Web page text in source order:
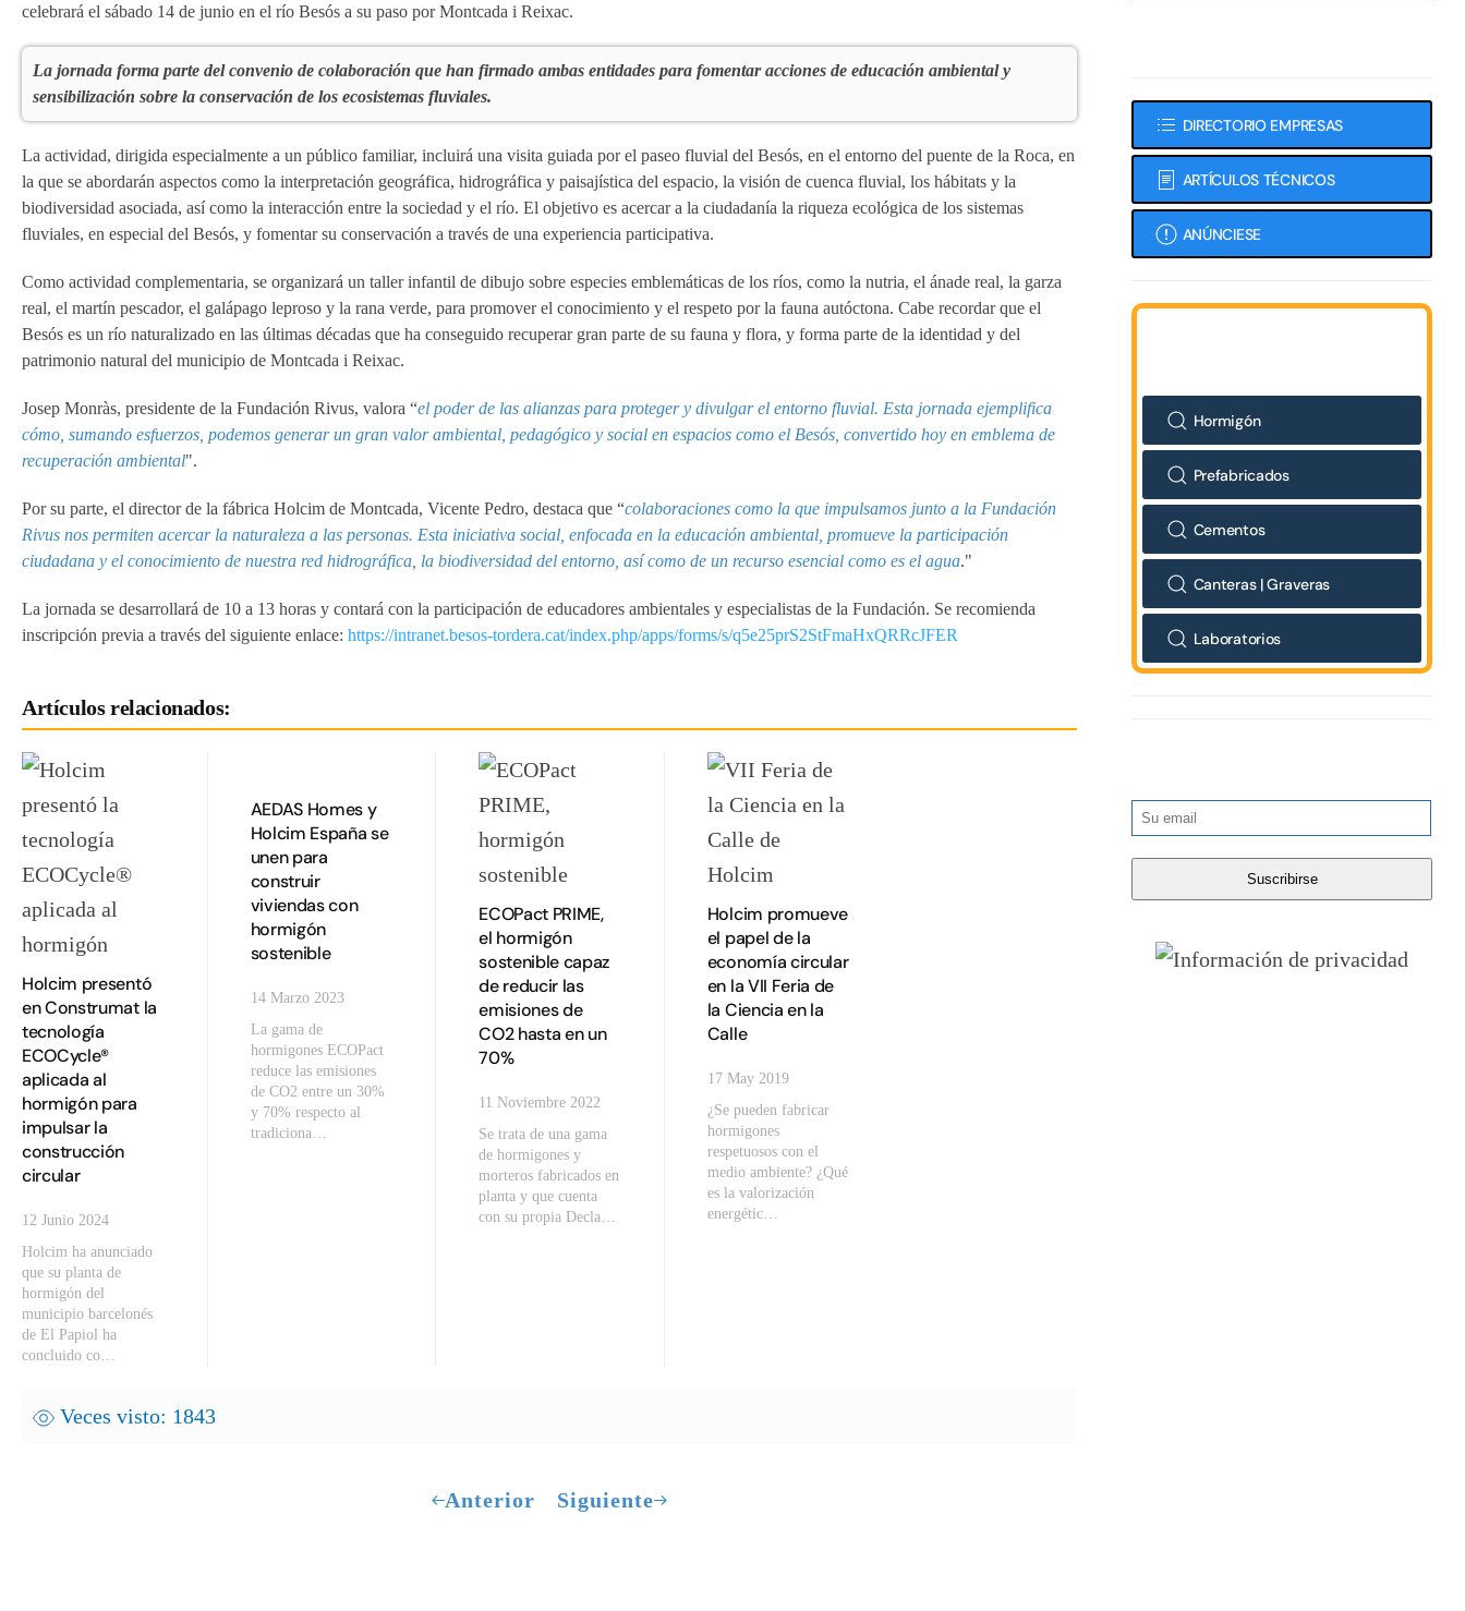
celebrará el sábado 14 de junio en el río Besós a su paso por Montcada i Reixac.
La jornada forma parte del convenio de colaboración que han firmado ambas entidades para fomentar acciones de educación ambiental y
sensibilización sobre la conservación de los ecosistemas fluviales.
La actividad, dirigida especialmente a un público familiar, incluirá una visita guiada por el paseo fluvial del Besós, en el entorno del puente de la Roca, en
la que se abordarán aspectos como la interpretación geográfica, hidrográfica y paisajística del espacio, la visión de cuenca fluvial, los hábitats y la
biodiversidad asociada, así como la interacción entre la sociedad y el río. El objetivo es acercar a la ciudadanía la riqueza ecológica de los sistemas
fluviales, en especial del Besós, y fomentar su conservación a través de una experiencia participativa.
Como actividad complementaria, se organizará un taller infantil de dibujo sobre especies emblemáticas de los ríos, como la nutria, el ánade real, la garza
real, el martín pescador, el galápago leproso y la rana verde, para promover el conocimiento y el respeto por la fauna autóctona. Cabe recordar que el
Besós es un río naturalizado en las últimas décadas que ha conseguido recuperar gran parte de su fauna y flora, y forma parte de la identidad y del
patrimonio natural del municipio de Montcada i Reixac.
Josep Monràs, presidente de la Fundación Rivus, valora “el poder de las alianzas para proteger y divulgar el entorno fluvial. Esta jornada ejemplifica
cómo, sumando esfuerzos, podemos generar un gran valor ambiental, pedagógico y social en espacios como el Besós, convertido hoy en emblema de
recuperación ambiental".
Por su parte, el director de la fábrica Holcim de Montcada, Vicente Pedro, destaca que “colaboraciones como la que impulsamos junto a la Fundación
Rivus nos permiten acercar la naturaleza a las personas. Esta iniciativa social, enfocada en la educación ambiental, promueve la participación
ciudadana y el conocimiento de nuestra red hidrográfica, la biodiversidad del entorno, así como de un recurso esencial como es el agua."
La jornada se desarrollará de 10 a 13 horas y contará con la participación de educadores ambientales y especialistas de la Fundación. Se recomienda
inscripción previa a través del siguiente enlace: https://intranet.besos-tordera.cat/index.php/apps/forms/s/q5e25prS2StFmaHxQRRcJFER
Artículos relacionados:
Holcim presentó
en Construmat la
tecnología
ECOCycle®
aplicada al
hormigón para
impulsar la
construcción
circular
12 Junio 2024
Holcim ha anunciado
que su planta de
hormigón del
municipio barcelonés
de El Papiol ha
concluido co…
AEDAS Homes y
Holcim España se
unen para
construir
viviendas con
hormigón
sostenible
14 Marzo 2023
La gama de
hormigones ECOPact
reduce las emisiones
de CO2 entre un 30%
y 70% respecto al
tradiciona…
ECOPact PRIME,
el hormigón
sostenible capaz
de reducir las
emisiones de
CO2 hasta en un
70%
11 Noviembre 2022
Se trata de una gama
de hormigones y
morteros fabricados en
planta y que cuenta
con su propia Decla…
Holcim promueve
el papel de la
economía circular
en la VII Feria de
la Ciencia en la
Calle
17 May 2019
¿Se pueden fabricar
hormigones
respetuosos con el
medio ambiente? ¿Qué
es la valorización
energétic…
Veces visto: 1843
Anterior Siguiente
DIRECTORIO EMPRESAS
ARTÍCULOS TÉCNICOS
ANÚNCIESE
Hormigón
Prefabricados
Cementos
Canteras | Graveras
Laboratorios